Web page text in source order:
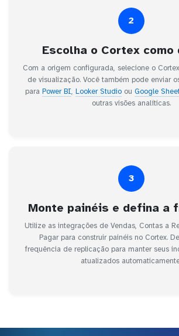
2
Escolha o Cortex como
Com a origem configurada, selecione o
de visualização. Você também pode enviar
para Power BI, Looker Studioou Google
outras visões analíticas.
3
Monte painéis e defina a
Utilize as integrações de Vendas, Contas a
Pagar para construir painéis no Cortex.
frequência de replicação para manter seus
atualizados